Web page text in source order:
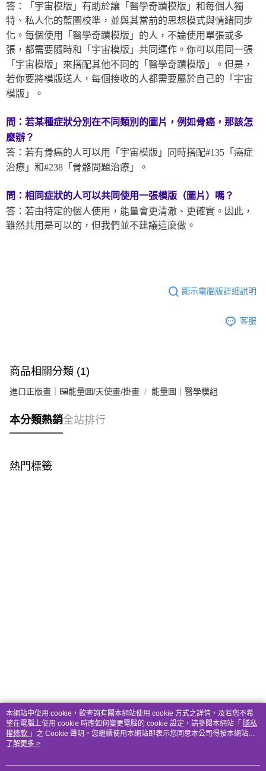
答：「宇宙模版」有助於讓「醫學奇蹟模版」和每個人獨
特、私人化的藍圖校準，並與其當前的思想模式與情緒同步
化。每個使用「醫學奇蹟模版」的人，不論使用單張或多
張，都需要隨時和「宇宙模版」共同運作。你可以用同一張
「宇宙模版」來搭配其他不同的「醫學奇蹟模版」。但是，
若你要將模版送人，每個接收的人都需要屬於自己的「宇宙
模版」。
問：若某種症狀分別在不同類別的圖片，例如骨癌，那該怎
麼辦？
答：若有骨癌的人可以用「宇宙模版」同時搭配#135「癌症
治療」和#238「骨骼問題治療」。
問：相同症狀的人可以共同使用一張模版（圖片）嗎？
答：若由特定的個人使用，能量會更清澈、更確實。因此，
雖然共用是可以的，但我們並不建議這麼做。
顯示電腦版詳細說明
客服
商品相關分類 (1)
進口正版畫｜🖼️能量圖/天使畫/掛畫 能量圖｜醫學模組
本分類熱銷全站排行
熱門標籤
本網站中使用 cookie，欲查詢有關本網站使用 cookie 方式之詳情，及若您不希
望在電腦上使用 cookie 時應如何變更電腦的 cookie 設定，請參閱本網站「 隱私
權條款 」之 Cookie 聲明。您繼續使用本網站即表示您同意本公司得按本網站使
用條款之 Cookie 聲明使用 cookie。
了解更多 >